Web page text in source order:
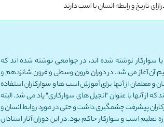
سوارکار نوشته شده اند، در جوامعی نوشته شده اند که
آن آغاز می شد. در دوران قرون وسطی و قرون شانزدهم و
از آنها برای آموزش اسب ها و سوارکاران استفاده
از آنها با عنوان "انجیل های سوارکاری" یاد می شد. البته
پیشرفت چشمگیری داشت و حتی در مورد روابط انسان و
اسب و سوارکار حاکم بود. در این دوران آثار استادان